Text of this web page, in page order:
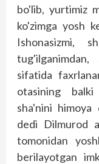
bo'lib, yurtimiz
ko'zimga yosh
Ishonasizmi,
sifatida
otasining
sha'nini himoya
dedi Dilmurod
tomonidan
berilayotgan